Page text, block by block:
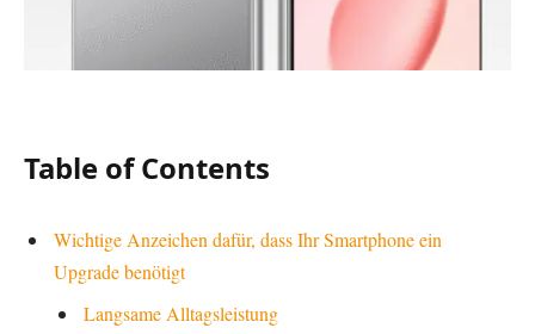
Table of Contents
Wichtige Anzeichen dafür, dass Ihr Smartphone ein
Upgrade benötigt
Langsame Alltagsleistung